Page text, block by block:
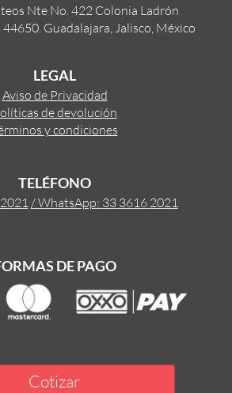
Nte No. 422 Colonia Ladrón
44650. Guadalajara, Jalisco, México
LEGAL
Aviso de Privacidad
de devolución
y condiciones
TELÉFONO
/ WhatsApp: 33 3616 2021
DE PAGO
Cotizar